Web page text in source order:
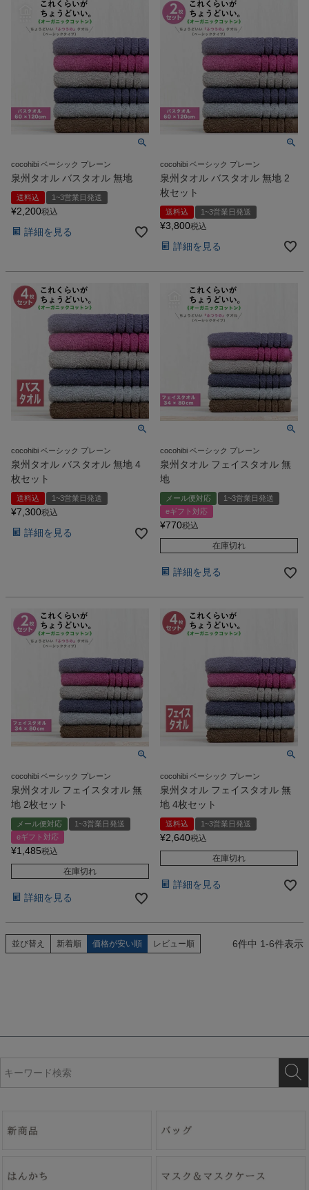
cocohibi ベーシック プレーン
泉州タオル バスタオル 無地
送料込 1~3営業日発送
¥2,200税込
詳細を見る
cocohibi ベーシック プレーン
泉州タオル バスタオル 無地 2
枚セット
送料込 1~3営業日発送
¥3,800税込
詳細を見る
cocohibi ベーシック プレーン
泉州タオル バスタオル 無地 4
枚セット
送料込 1~3営業日発送
¥7,300税込
詳細を見る
cocohibi ベーシック プレーン
泉州タオル フェイスタオル 無
地
メール便対応
1~3営業日発送
eギフト対応
¥770税込
在庫切れ
詳細を見る
cocohibi ベーシック プレーン
泉州タオル フェイスタオル 無
地 2枚セット
メール便対応
1~3営業日発送
eギフト対応
¥1,485税込
在庫切れ
詳細を見る
cocohibi ベーシック プレーン
泉州タオル フェイスタオル 無
地 4枚セット
送料込 1~3営業日発送
¥2,640税込
在庫切れ
詳細を見る
並び替え 新着順 価格が安い順 レビュー順 6件中 1-6件表示